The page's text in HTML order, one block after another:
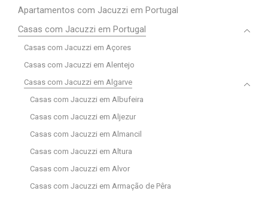
Apartamentos com Jacuzzi em Portugal
Casas com Jacuzzi em Portugal
Casas com Jacuzzi em Açores
Casas com Jacuzzi em Alentejo
Casas com Jacuzzi em Algarve
Casas com Jacuzzi em Albufeira
Casas com Jacuzzi em Aljezur
Casas com Jacuzzi em Almancil
Casas com Jacuzzi em Altura
Casas com Jacuzzi em Alvor
Casas com Jacuzzi em Armação de Pêra